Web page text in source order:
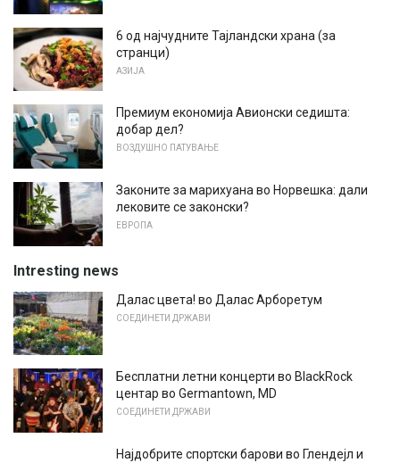
6 од најчудните Тајландски храна (за
странци)
АЗИЈА
Премиум економија Авионски седишта:
добар дел?
ВОЗДУШНО ПАТУВАЊЕ
Законите за марихуана во Норвешка: дали
лековите се законски?
ЕВРОПА
Intresting news
Далас цвета! во Далас Арборетум
СОЕДИНЕТИ ДРЖАВИ
Бесплатни летни концерти во BlackRock
центар во Germantown, MD
СОЕДИНЕТИ ДРЖАВИ
Најдобрите спортски барови во Глендејл и